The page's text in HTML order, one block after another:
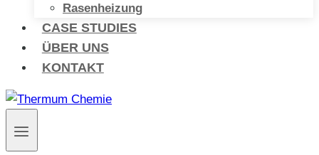
Rasenheizung
CASE STUDIES
ÜBER UNS
KONTAKT